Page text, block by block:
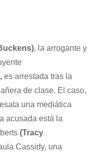
, la arrogante y
es arrestada tras la
de clase. El caso,
una mediática
acusada está la
(Tracy
Cassidy, una